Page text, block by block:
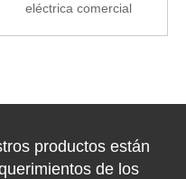
eléctrica comercial
productos están
de los